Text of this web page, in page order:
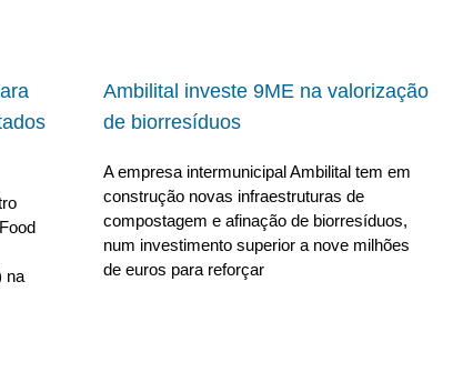
na
Ambilital investe 9ME na valorização
de biorresíduos
A empresa intermunicipal Ambilital tem em
construção novas infraestruturas de
compostagem e afinação de biorresíduos,
num investimento superior a nove milhões
de euros para reforçar